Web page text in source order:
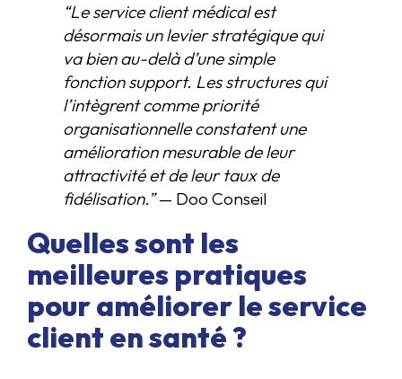
“Le service client médical est
désormais un levier stratégique qui
va bien au-delà d’une simple
fonction support. Les structures qui
l’intègrent comme priorité
organisationnelle constatent une
amélioration mesurable de leur
attractivité et de leur taux de
fidélisation.”— Doo Conseil
Quelles sont les
meilleures pratiques
pour améliorer le service
client en santé ?